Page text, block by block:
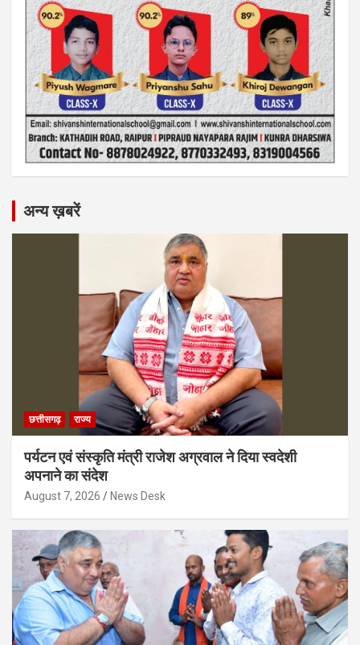
अन्य ख़बरें
छत्तीसगढ़ राज्य
पर्यटन एवं संस्कृति मंत्री राजेश अग्रवाल ने दिया स्वदेशी
अपनाने का संदेश
August 7, 2026 News Desk